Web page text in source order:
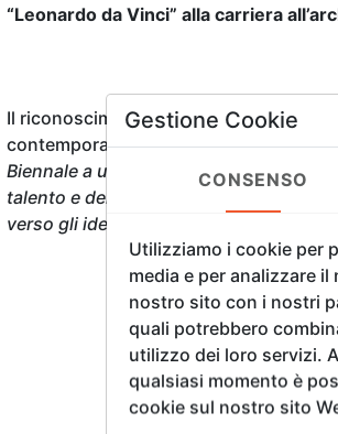
“Leonardo da Vinci” alla carriera
Il riconoscimento è stato consegnato
contemporanea e di design in corso a
Biennale a uno degli architetti più
talento e della sua ingegnosa
verso gli ideali di bellezza»
Gestione Cookie
CONSENSO
Utilizziamo i cookie per
media e per analizzare
nostro sito con i nostri
quali potrebbero
utilizzo dei loro servizi.
qualsiasi momento è
cookie sul nostro sito